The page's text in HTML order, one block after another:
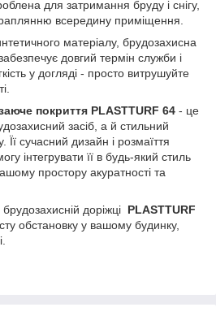
для затримання бруду і снігу,
всередину приміщення.
матеріалу, брудозахисна
довгий термін служби і
у догляді - просто витрушуйте
покриття PLASTTURF 64 - це
засіб, а й стильний
сучасний дизайн і розмаїття
інтегрувати її в будь-який стиль
простору акуратності та
доріжці PLASTTURF
обстановку у вашому будинку,